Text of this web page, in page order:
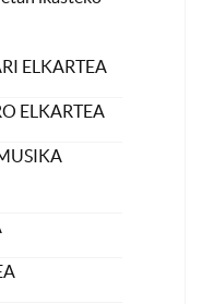
ELKARTEA
ELKARTEA